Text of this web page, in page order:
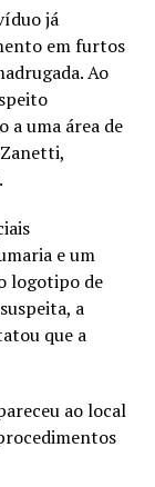
já
em furtos
Ao
a uma área de
e um
logotipo de
a
que a
ao local